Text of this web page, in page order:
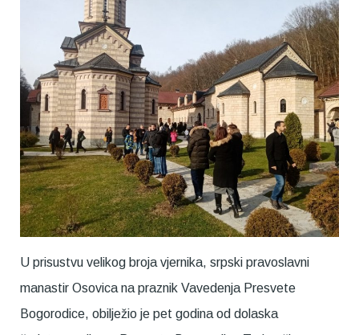
U prisustvu velikog broja vjernika, srpski pravoslavni
manastir Osovica na praznik Vavedenja Presvete
Bogorodice, obilježio je pet godina od dolaska